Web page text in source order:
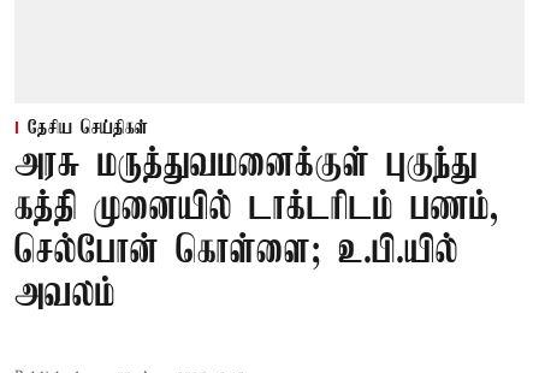
தேசிய செய்திகள்
அரசு மருத்துவமனைக்குள் புகுந்து
கத்தி முனையில் டாக்டரிடம் பணம்,
செல்போன் கொள்ளை; உ.பி.யில்
அவலம்